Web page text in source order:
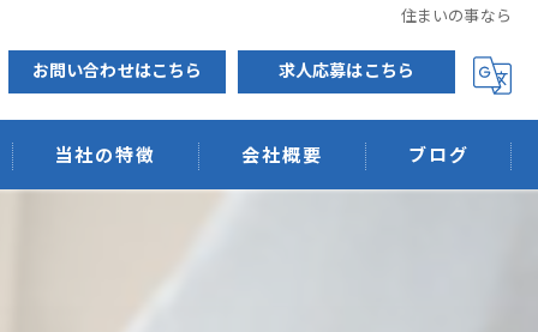
住まいの事なら
お問い合わせはこちら 求人応募はこちら
当社の特徴 会社概要 ブログ